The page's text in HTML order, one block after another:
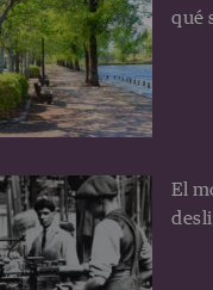
qué
El